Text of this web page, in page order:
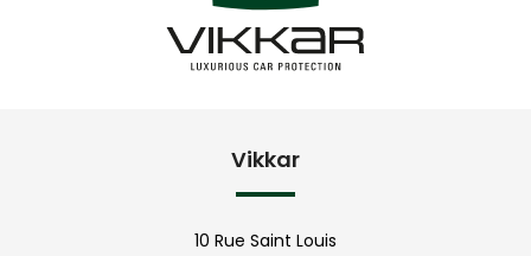
Vikkar
10 Rue Saint Louis